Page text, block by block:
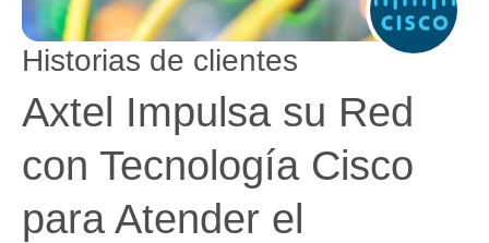
Historias de clientes
Axtel Impulsa su Red
con Tecnología Cisco
para Atender el